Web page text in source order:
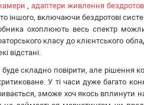
адаптери живлення
іншого, включаючи бездротові
охоплюють весь спектр
класу до клієнтського
відстані.
складно повірити, але рішення
У ті часи дуже багато
зможе хоч якось вплинути